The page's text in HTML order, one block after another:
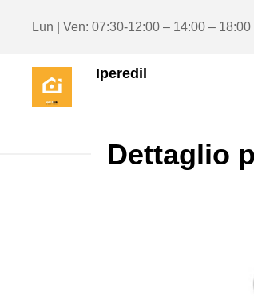
Lun | Ven: 07:30-12:00 – 14:00 –
Iperedil
Dettaglio